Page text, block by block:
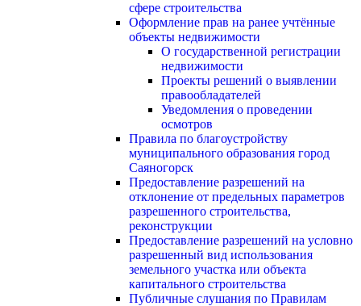
сфере строительства
Оформление прав на ранее учтённые
объекты недвижимости
О государственной регистрации
недвижимости
Проекты решений о выявлении
правообладателей
Уведомления о проведении
осмотров
Правила по благоустройству
муниципального образования город
Саяногорск
Предоставление разрешений на
отклонение от предельных параметров
разрешенного строительства,
реконструкции
Предоставление разрешений на условно
разрешенный вид использования
земельного участка или объекта
капитального строительства
Публичные слушания по Правилам